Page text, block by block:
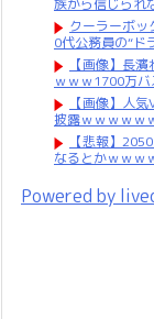
族から信じられ
クーラーボ
0代公務員の“ド
【画像】長
ｗｗｗ1700万
【画像】人
披露ｗｗｗｗｗ
【悲報】
なるとかｗｗｗ
Powered by